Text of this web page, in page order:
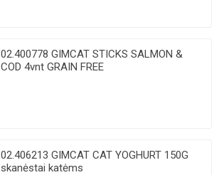
02.400778 GIMCAT STICKS SALMON &
COD 4vnt GRAIN FREE
02.406213 GIMCAT CAT YOGHURT 150G
skanėstai katėms